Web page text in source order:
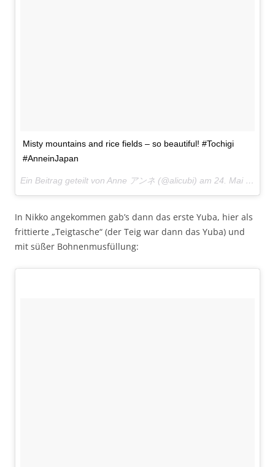
Misty mountains and rice fields – so beautiful! #Tochigi
#AnneinJapan
Ein Beitrag geteilt von Anne アンネ (@alicubi) am 24. Mai 2017 um 19:50 Uhr
In Nikko angekommen gab’s dann das erste Yuba, hier als
frittierte „Teigtasche“ (der Teig war dann das Yuba) und
mit süßer Bohnenmusfüllung: